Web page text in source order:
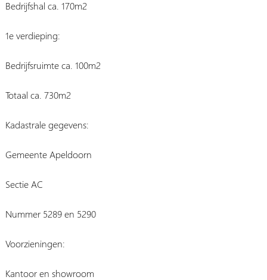
Bedrijfshal ca. 170m2
1e verdieping:
Bedrijfsruimte ca. 100m2
Totaal ca. 730m2
Kadastrale gegevens:
Gemeente Apeldoorn
Sectie AC
Nummer 5289 en 5290
Voorzieningen:
Kantoor en showroom